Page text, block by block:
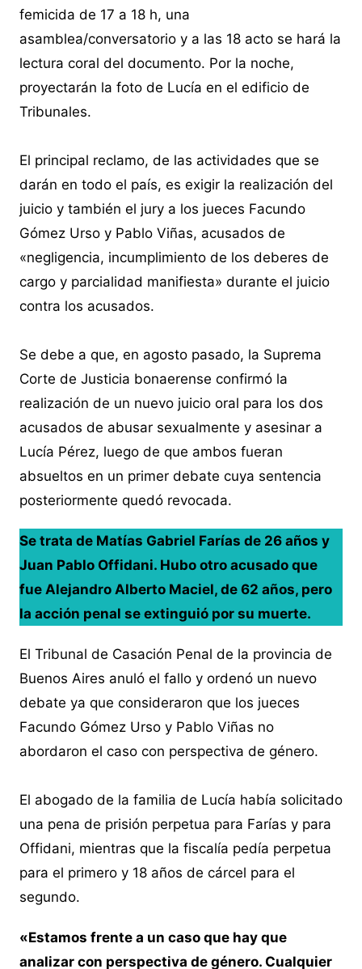
femicida de 17 a 18 h, una
asamblea/conversatorio y a las 18 acto se hará la
lectura coral del documento. Por la noche,
proyectarán la foto de Lucía en el edificio de
Tribunales.
El principal reclamo, de las actividades que se
darán en todo el país, es exigir la realización del
juicio y también el jury a los jueces Facundo
Gómez Urso y Pablo Viñas, acusados de
«negligencia, incumplimiento de los deberes de
cargo y parcialidad manifiesta» durante el juicio
contra los acusados.
Se debe a que, en agosto pasado, la Suprema
Corte de Justicia bonaerense confirmó la
realización de un nuevo juicio oral para los dos
acusados de abusar sexualmente y asesinar a
Lucía Pérez, luego de que ambos fueran
absueltos en un primer debate cuya sentencia
posteriormente quedó revocada.
Se trata de Matías Gabriel Farías de 26 años y
Juan Pablo Offidani. Hubo otro acusado que
fue Alejandro Alberto Maciel, de 62 años, pero
la acción penal se extinguió por su muerte.
El Tribunal de Casación Penal de la provincia de
Buenos Aires anuló el fallo y ordenó un nuevo
debate ya que consideraron que los jueces
Facundo Gómez Urso y Pablo Viñas no
abordaron el caso con perspectiva de género.
El abogado de la familia de Lucía había solicitado
una pena de prisión perpetua para Farías y para
Offidani, mientras que la fiscalía pedía perpetua
para el primero y 18 años de cárcel para el
segundo.
«Estamos frente a un caso que hay que
analizar con perspectiva de género. Cualquier